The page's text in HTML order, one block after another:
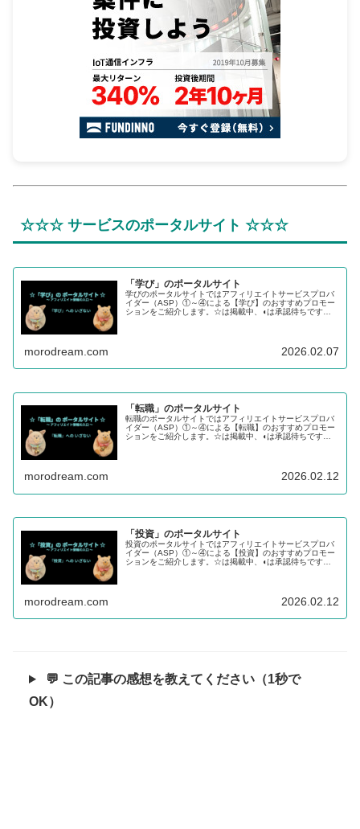
☆☆☆ サービスのポータルサイト ☆☆☆
「学び」のポータルサイト
学びのポータルサイトではアフィリエイトサービスプロバ
イダー（ASP）①～④による【学び】のおすすめプロモー
ションをご紹介します。☆は掲載中、◖は承認待ちです。
morodream.com 2026.02.07
「転職」のポータルサイト
転職のポータルサイトではアフィリエイトサービスプロバ
イダー（ASP）①～④による【転職】のおすすめプロモー
ションをご紹介します。☆は掲載中、◖は承認待ちです。
morodream.com 2026.02.12
「投資」のポータルサイト
投資のポータルサイトではアフィリエイトサービスプロバ
イダー（ASP）①～④による【投資】のおすすめプロモー
ションをご紹介します。☆は掲載中、◖は承認待ちです。
morodream.com 2026.02.12
💬 この記事の感想を教えてください（1秒で
OK）